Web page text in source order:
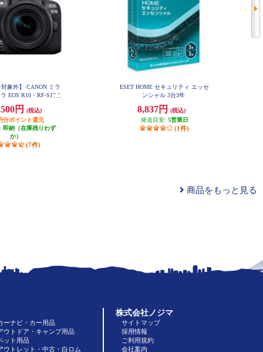
対象外】 CANON ミラ
EOS R10・RF-S18-1
円
(税込)
分ポイント還元
即納（在庫残りわず
か）
(7件)
ESET HOME セキュリティ エッセ
ンシャル 3台3年
8,837円
(税込)
発送目安: 5営業日
(1件)
商品をもっと見る
ーナビ・カー用品
ウトドア・キャンプ用品
ット用品
ウトレット・中古・白ロム
株式会社ノジマ
サイトマップ
採用情報
ご利用規約
会社案内